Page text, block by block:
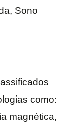
Sono
como:
magnética,